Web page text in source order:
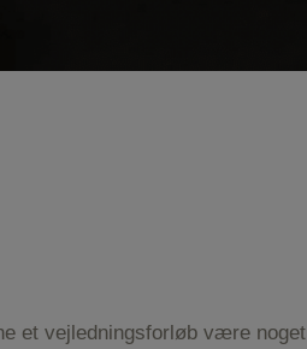
et vejledningsforløb være noget